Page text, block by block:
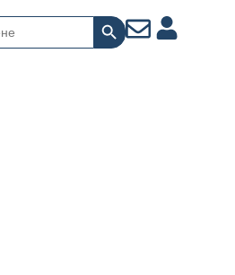
Search Button